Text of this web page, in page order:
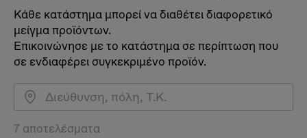
Κάθε κατάστημα μπορεί να διαθέτει διαφορετικό
μείγμα προϊόντων.
Επικοινώνησε με το κατάστημα σε περίπτωση που
σε ενδιαφέρει συγκεκριμένο προϊόν.
7 αποτελέσματα